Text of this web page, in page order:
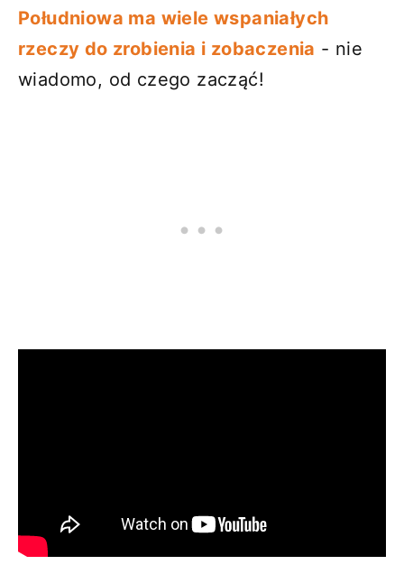
Południowa ma wiele wspaniałych
rzeczy do zrobienia i zobaczenia - nie
wiadomo, od czego zacząć!